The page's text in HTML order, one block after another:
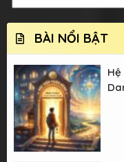
BÀI NỔI BẬT